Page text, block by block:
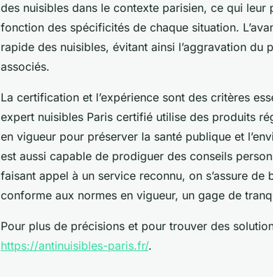
des nuisibles dans le contexte parisien, ce qui leur
fonction des spécificités de chaque situation.
rapide des nuisibles, évitant ainsi l’aggravation du
associés.
La certification et l’expérience sont des critères
expert nuisibles Paris certifié utilise des produits
en vigueur pour préserver la santé publique et
est aussi capable de prodiguer des conseils
faisant appel à un service reconnu, on s’assure de
conforme aux normes en vigueur, un gage de
Pour plus de précisions et pour trouver des
https://antinuisibles-paris.fr/.